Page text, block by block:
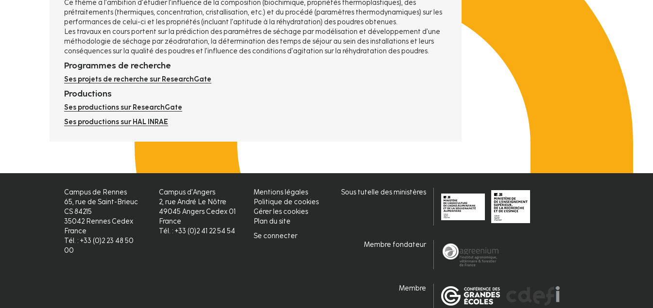
Ce thème a l’ambition d’étudier l’influence de la composition (biochimique, propriétés thermoplastiques), des
prétraitements (thermiques, concentration, cristallisation, etc.) et du procédé (paramètres thermodynamiques) sur les
performances de celui-ci et les propriétés (incluant l’aptitude à la réhydratation) des poudres obtenues.
Les travaux en cours portent sur la prédiction des paramètres de séchage par modélisation et développement d’une
méthodologie de séchage par zéodratation, la détermination des temps de séjour au sein des installations et leurs
conséquences sur la qualité des poudres et l’influence des conditions d’agitation sur la réhydratation des poudres.
Programmes de recherche
Ses projets de recherche sur ResearchGate
Productions
Ses productions sur ResearchGate
Ses productions sur HAL INRAE
Campus de Rennes
65, rue de Saint-Brieuc
CS 84215
35042 Rennes Cedex
France
Tél. : +33 (0)2 23 48 50
00
Campus d'Angers
2, rue André Le Nôtre
49045 Angers Cedex 01
France
Tél. : +33 (0)2 41 22 54 54
Pied
de
page
Mentions légales
Politique de cookies
Gérer les cookies
Plan du site
Se connecter
Sous tutelle des ministères
Membre fondateur
Membre